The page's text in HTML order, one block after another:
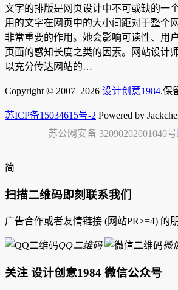
文字的排版是网页设计中不可或缺的一
用的文字在网页中的大小间距对于整个
非常重要的作用。她会影响可读性、用
页面的感知长度之类的因素。网站设计
以充分传达网站的…
Copyright © 2007–2026 设计创意1984.保
苏ICP备15034615号-2 Powered by
苏公网安备 32090202001040号
简
扫描二维码即刻联系我们
广告合作或者友情链接 (网站PR>=4) 的
QQ二维码 微
关注 设计创意1984 微信公众号